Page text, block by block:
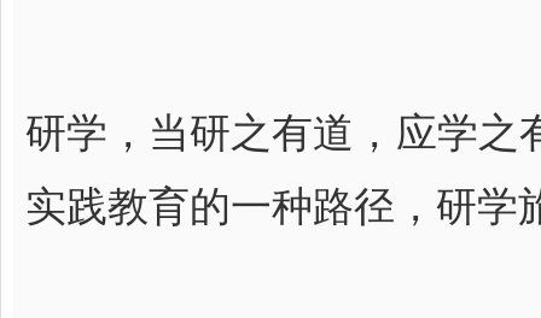
研学，当研之有道，应学之
实践教育的一种路径，研学